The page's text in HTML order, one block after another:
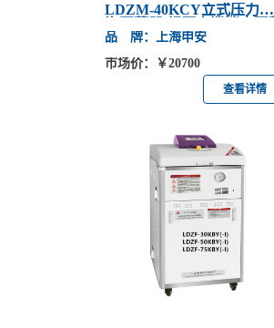
LDZM-40KCY立式压力蒸
锅
品 牌：上海申安
市场价：￥20700
查看详情